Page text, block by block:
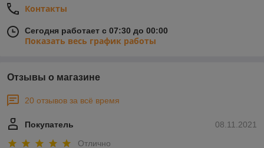
Контакты
Сегодня работает с 07:30 до 00:00
Показать весь график работы
Отзывы о магазине
20 отзывов за всё время
08.11.2021
Покупатель
Отлично